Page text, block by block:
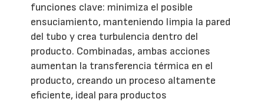
funciones clave: minimiza el posible
ensuciamiento, manteniendo limpia la pared
del tubo y crea turbulencia dentro del
producto. Combinadas, ambas acciones
aumentan la transferencia térmica en el
producto, creando un proceso altamente
eficiente, ideal para productos